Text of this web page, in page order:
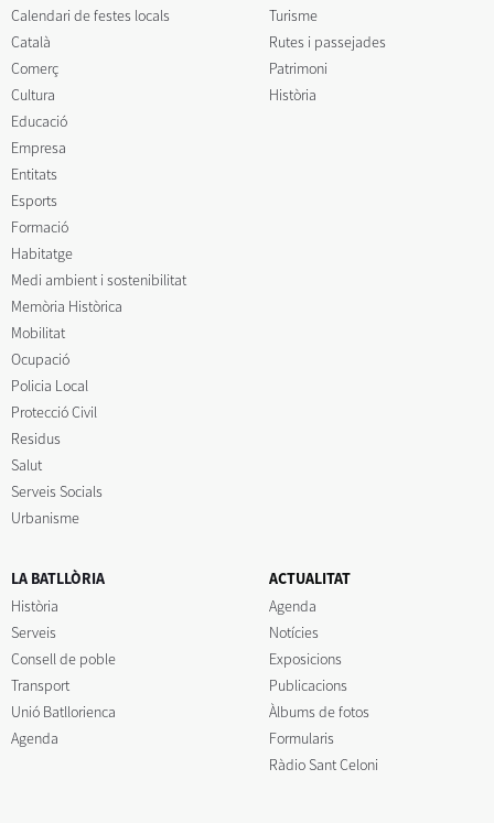
Calendari de festes locals
Català
Comerç
Cultura
Educació
Empresa
Entitats
Esports
Formació
Habitatge
Medi ambient i sostenibilitat
Memòria Històrica
Mobilitat
Ocupació
Policia Local
Protecció Civil
Residus
Salut
Serveis Socials
Urbanisme
Turisme
Rutes i passejades
Patrimoni
Història
LA BATLLÒRIA
Història
Serveis
Consell de poble
Transport
Unió Batllorienca
Agenda
ACTUALITAT
Agenda
Notícies
Exposicions
Publicacions
Àlbums de fotos
Formularis
Ràdio Sant Celoni